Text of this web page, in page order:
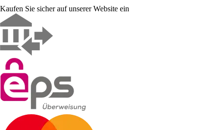
Kaufen Sie sicher auf unserer Website ein